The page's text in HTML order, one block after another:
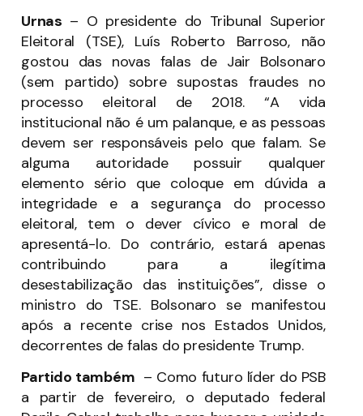
Urnas – O presidente do Tribunal Superior
Eleitoral (TSE), Luís Roberto Barroso, não
gostou das novas falas de Jair Bolsonaro
(sem partido) sobre supostas fraudes no
processo eleitoral de 2018. “A vida
institucional não é um palanque, e as pessoas
devem ser responsáveis pelo que falam. Se
alguma autoridade possuir qualquer
elemento sério que coloque em dúvida a
integridade e a segurança do processo
eleitoral, tem o dever cívico e moral de
apresentá-lo. Do contrário, estará apenas
contribuindo para a ilegítima
desestabilização das instituições”, disse o
ministro do TSE. Bolsonaro se manifestou
após a recente crise nos Estados Unidos,
decorrentes de falas do presidente Trump.
Partido também – Como futuro líder do PSB
a partir de fevereiro, o deputado federal